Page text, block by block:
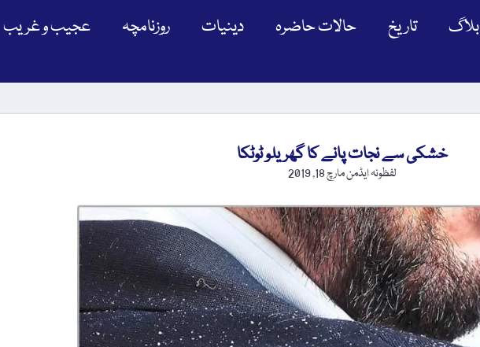
بلاگ تاریخ حالات حاضرہ دینیات روزنامچہ عجیب و غریب
خشکی سے نجات پانے کا گھریلو ٹوٹکا
لفظونہ ایڈمنمارچ 18, 2019